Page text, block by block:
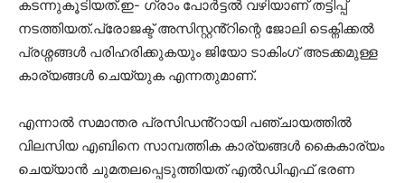
കടന്നുകൂടിയത്.ഇ- ഗ്രാം പോർട്ടൽ വഴിയാണ് തട്ടിപ്പ്
നടത്തിയത്.പ്രോജക്ട് അസിസ്റ്റൻ്റിന്റെ ജോലി ടെക്നിക്കൽ
പ്രശ്നങ്ങൾ പരിഹരിക്കുകയും ജിയോ ടാകിംഗ് അടക്കമുള്ള
കാര്യങ്ങൾ ചെയ്യുക എന്നതുമാണ്.
എന്നാൽ സമാന്തര പ്രസിഡൻ്റായി പഞ്ചായത്തിൽ
വിലസിയ എബിനെ സാമ്പത്തിക കാര്യങ്ങൾ കൈകാര്യം
ചെയ്യാൻ ചുമതലപ്പെടുത്തിയത് എൽഡിഎഫ് ഭരണ